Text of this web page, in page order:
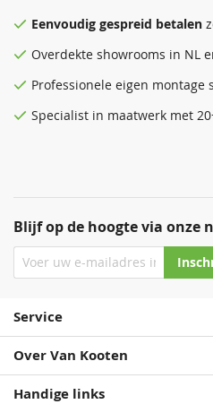
Antraciet
68,50
68,50
Blijf op de hoogte via onze
Eenvoudig gespreid betalen
Overdekte showrooms in NL
Professionele eigen montage
Specialist in maatwerk met
Service
Over Van Kooten
Handige links